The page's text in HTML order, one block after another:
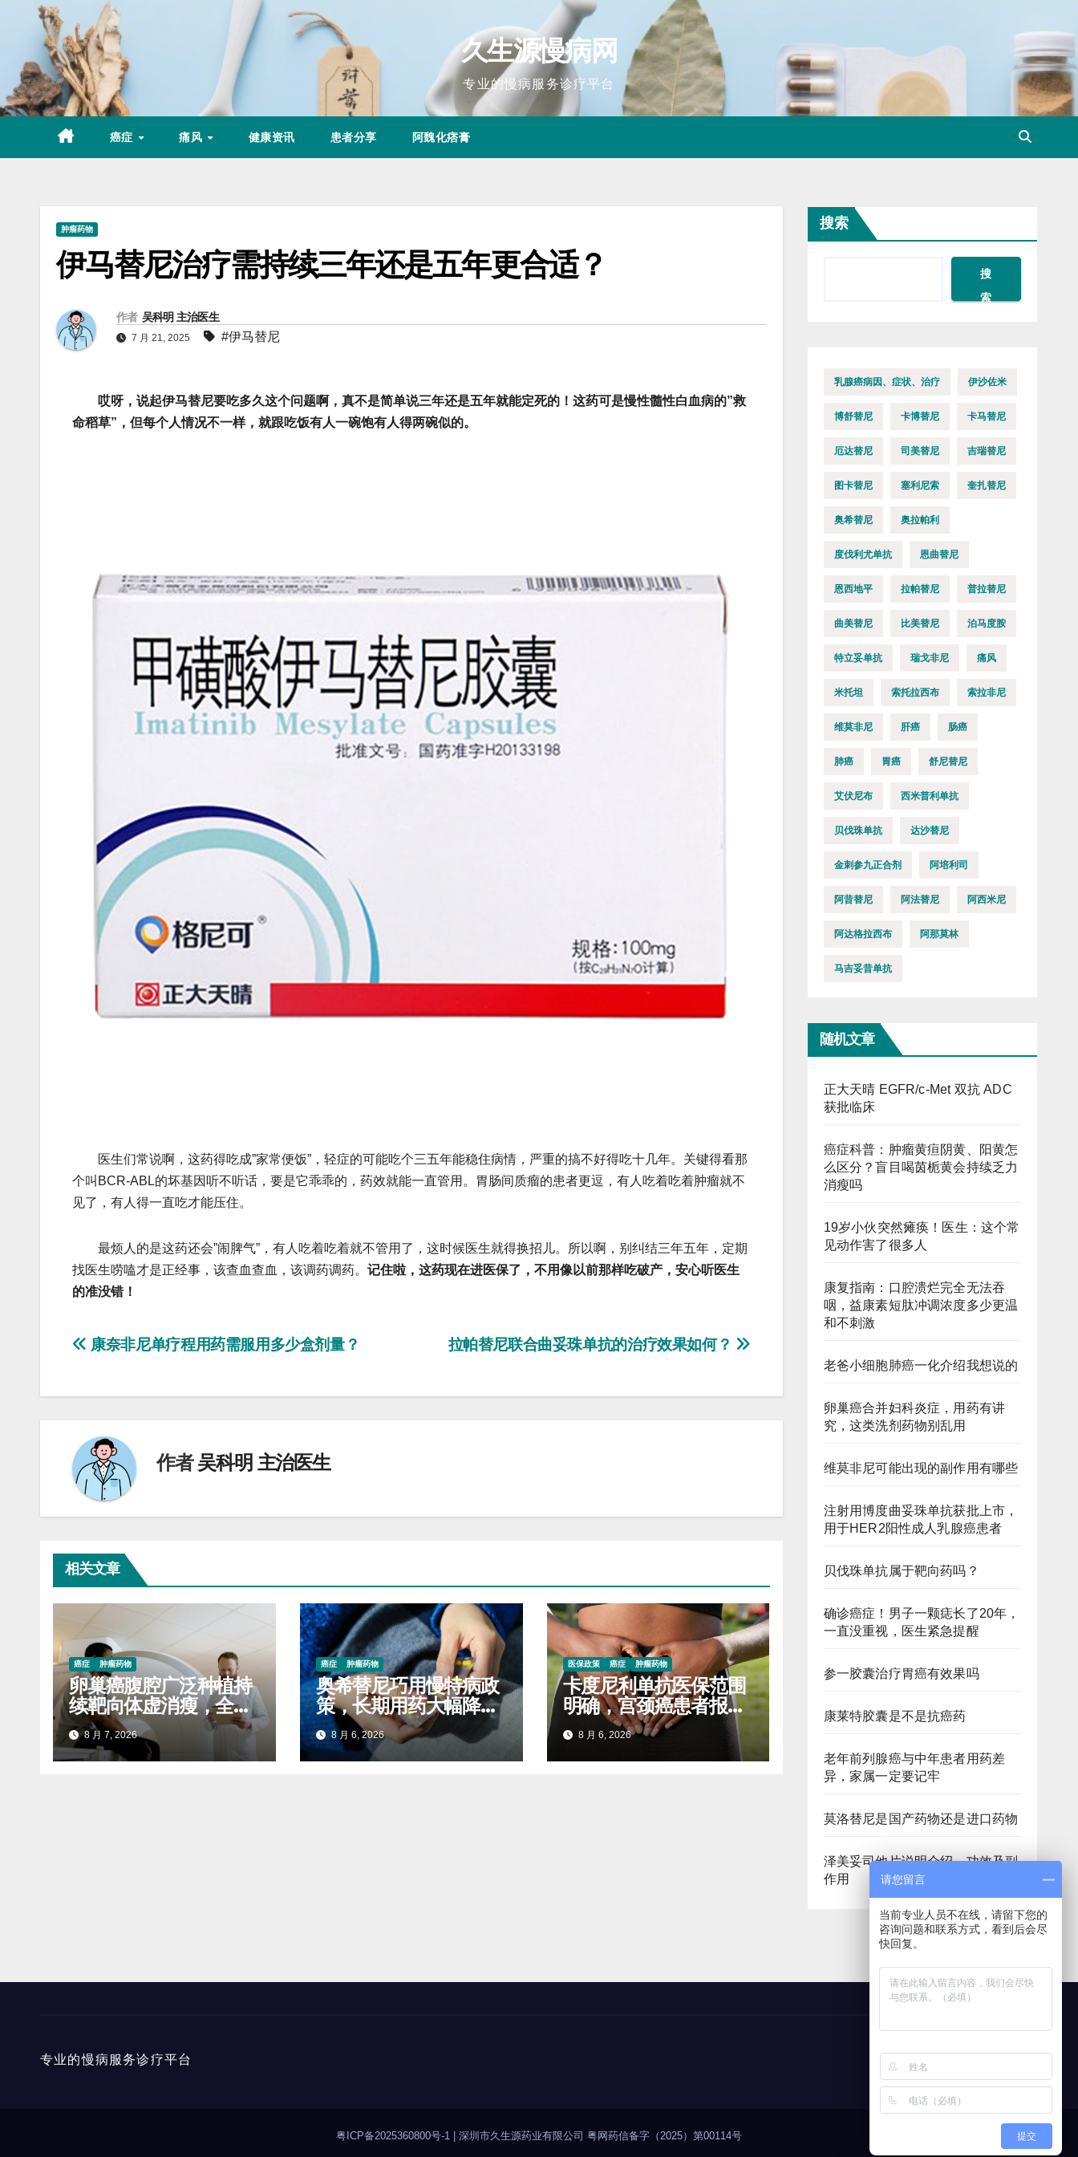
content
久生源慢病网
专业的慢病服务诊疗平台
癌症 痛风 健康资讯 患者分享 阿魏化痞膏
肿瘤药物
伊马替尼治疗需持续三年还是五年更合适？
作者 吴科明 主治医生
7 月 21, 2025 #伊马替尼
哎呀，说起伊马替尼要吃多久这个问题啊，真不是简单说三年还是五年就能定死的！这药可是慢性髓性白血病的”救
命稻草”，但每个人情况不一样，就跟吃饭有人一碗饱有人得两碗似的。
医生们常说啊，这药得吃成”家常便饭”，轻症的可能吃个三五年能稳住病情，严重的搞不好得吃十几年。关键得看那
个叫BCR-ABL的坏基因听不听话，要是它乖乖的，药效就能一直管用。胃肠间质瘤的患者更逗，有人吃着吃着肿瘤就不
见了，有人得一直吃才能压住。
最烦人的是这药还会”闹脾气”，有人吃着吃着就不管用了，这时候医生就得换招儿。所以啊，别纠结三年五年，定期
找医生唠嗑才是正经事，该查血查血，该调药调药。 记住啦，这药现在进医保了，不用像以前那样吃破产，安心听医生
的准没错！
文
航
拉帕替尼联合曲妥珠单抗的治疗效果如何？
康奈非尼单疗程用药需服用多少盒剂量？
作者吴科明 主治医生
相关文章
癌症 肿瘤药物
卵巢癌腹腔广泛种植持
续靶向体虚消瘦，全程
服药稳固生存质量延缓
进展
8 月 7, 2026
癌症 肿瘤药物
奥希替尼巧用慢特病政
策，长期用药大幅降低
自付开支
8 月 6, 2026
医保政策 癌症 肿瘤药物
卡度尼利单抗医保范围
明确，宫颈癌患者报销
标准对照查看
8 月 6, 2026
搜索
搜
索
乳腺癌病因、症状、治疗 伊沙佐米
博舒替尼 卡博替尼 卡马替尼
厄达替尼 司美替尼 吉瑞替尼
图卡替尼 塞利尼索 奎扎替尼
奥希替尼 奥拉帕利
度伐利尤单抗 恩曲替尼
恩西地平 拉帕替尼 普拉替尼
曲美替尼 比美替尼 泊马度胺
特立妥单抗 瑞戈非尼 痛风
米托坦 索托拉西布 索拉非尼
维莫非尼 肝癌 肠癌
肺癌 胃癌 舒尼替尼
艾伏尼布 西米普利单抗
贝伐珠单抗 达沙替尼
金刺参九正合剂 阿培利司
阿昔替尼 阿法替尼 阿西米尼
阿达格拉西布 阿那莫林
马吉妥昔单抗
随机文章
正大天晴 EGFR/c-Met 双抗 ADC
获批临床
癌症科普：肿瘤黄疸阴黄、阳黄怎
么区分？盲目喝茵栀黄会持续乏力
消瘦吗
19岁小伙突然瘫痪！医生：这个常
见动作害了很多人
康复指南：口腔溃烂完全无法吞
咽，益康素短肽冲调浓度多少更温
和不刺激
老爸小细胞肺癌一化介绍我想说的
卵巢癌合并妇科炎症，用药有讲
究，这类洗剂药物别乱用
维莫非尼可能出现的副作用有哪些
注射用博度曲妥珠单抗获批上市，
用于HER2阳性成人乳腺癌患者
贝伐珠单抗属于靶向药吗？
确诊癌症！男子一颗痣长了20年，
一直没重视，医生紧急提醒
参一胶囊治疗胃癌有效果吗
康莱特胶囊是不是抗癌药
老年前列腺癌与中年患者用药差
异，家属一定要记牢
莫洛替尼是国产药物还是进口药物
泽美妥司他片说明介绍、功效及副
作用
专业的慢病服务诊疗平台
粤ICP备2025360800号-1 深圳市久生源药业有限公司 粤网药信备字（2025）第00114号
请您留言
当前专业人员不在线，请留下您的
咨询问题和联系方式，看到后会尽
快回复。
提交